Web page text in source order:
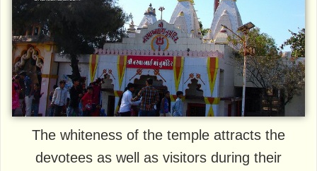
The whiteness of the temple attracts the
devotees as well as visitors during their